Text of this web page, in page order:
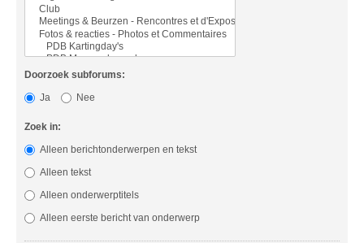
Doorzoek subforums:
Ja
Nee
Zoek in:
Alleen berichtonderwerpen en tekst
Alleen tekst
Alleen onderwerptitels
Alleen eerste bericht van onderwerp